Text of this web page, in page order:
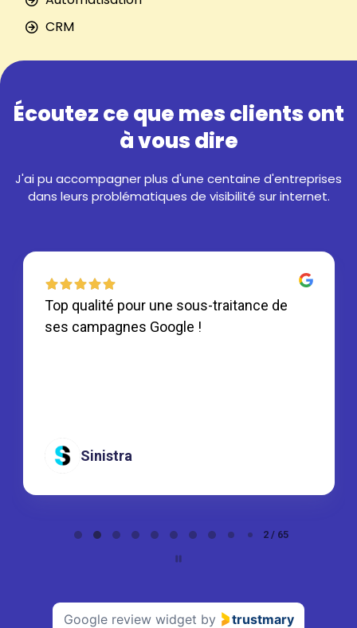
CRM
Écoutez ce que mes clients ont
à vous dire
J'ai pu accompagner plus d'une centaine d'entreprises
dans leurs problématiques de visibilité sur internet.
Top qualité pour une sous-traitance de
ses campagnes Google !
Sinistra
2 / 65
Google review widget by trustmary